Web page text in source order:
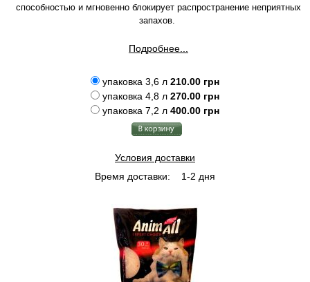
способностью и мгновенно блокирует распространение неприятных
запахов.
Подробнее...
упаковка 3,6 л 210.00 грн
упаковка 4,8 л 270.00 грн
упаковка 7,2 л 400.00 грн
Условия доставки
Время доставки:
1-2 дня